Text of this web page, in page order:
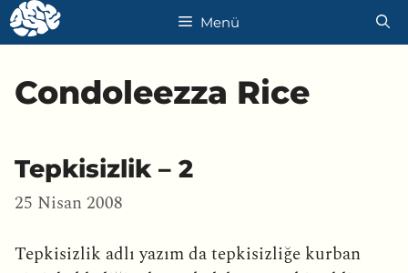
İçeriğe
atla
Menü
Condoleezza Rice
Tepkisizlik – 2
25 Nisan 2008
Tepkisizlik adlı yazım da tepkisizliğe kurban